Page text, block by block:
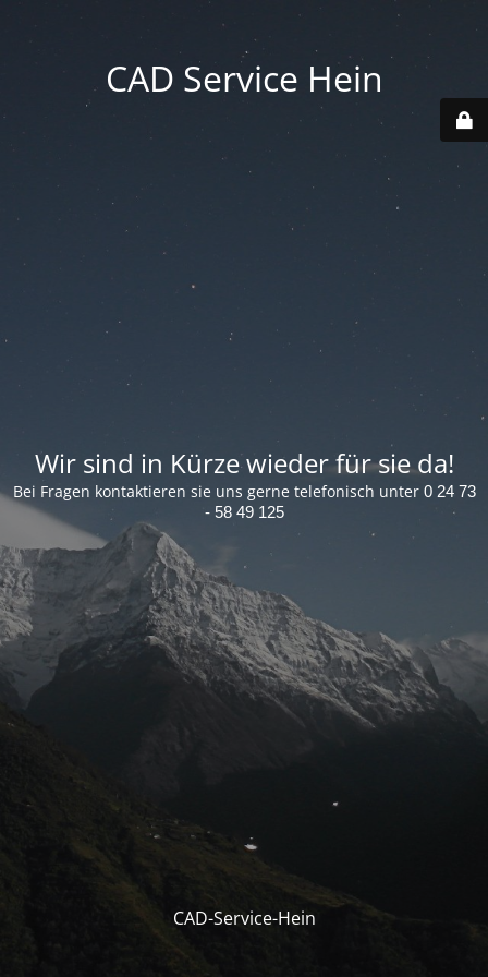
CAD Service Hein
Wir sind in Kürze wieder für sie da!
Bei Fragen kontaktieren sie uns gerne telefonisch unter 0 24 73
- 58 49 125
CAD-Service-Hein